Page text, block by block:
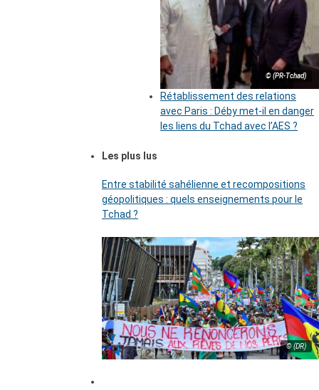
© (PR-Tchad)
Rétablissement des relations
avec Paris : Déby met-il en danger
les liens du Tchad avec l’AES ?
Les plus lus
Entre stabilité sahélienne et recompositions
géopolitiques : quels enseignements pour le
Tchad ?
© (DR)